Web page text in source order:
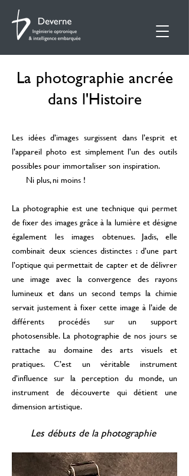
La photographie ancrée
dans l'Histoire
Les idées d’images surgissent dans l’esprit et
l’appareil photo est simplement l’un des outils
possibles pour immortaliser son inspiration.
Ni plus, ni moins !
La photographie est une technique qui permet
de fixer des images grâce à la lumière et désigne
également les images obtenues. Jadis, elle
combinait deux sciences distinctes : d’une part
l’optique qui permettait de capter et de délivrer
une image avec la convergence des rayons
lumineux et dans un second temps la chimie
servait justement à fixer cette image à l’aide de
différents procédés sur un support
photosensible. La photographie de nos jours se
rattache au domaine des arts visuels et
pratiques. C’est un véritable instrument
d’influence sur la perception du monde, un
instrument de découverte qui détient une
dimension artistique.
Les débuts de la photographie